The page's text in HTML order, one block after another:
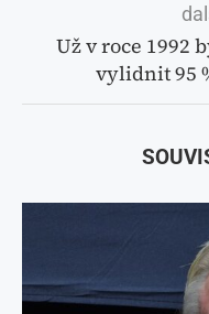
Už v roce 1992
vylidnit 95